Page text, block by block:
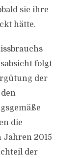
sie ihre
hätte.
folgt
der
die
2015
der